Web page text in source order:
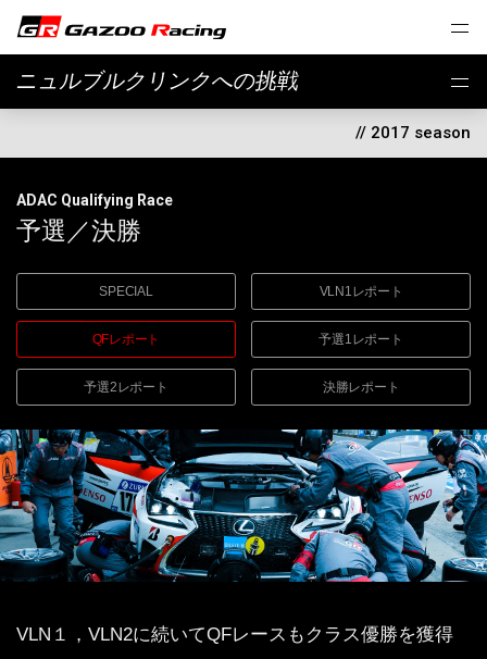
ニュルブルクリンクへの挑戦
// 2017 season
ADAC Qualifying Race
予選／決勝
SPECIAL VLN1レポート
QFレポート 予選1レポート
予選2レポート 決勝レポート
VLN１，VLN2に続いてQFレースもクラス優勝を獲得